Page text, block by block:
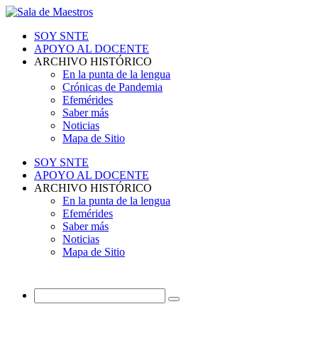
SOY SNTE
APOYO AL DOCENTE
ARCHIVO HISTÓRICO
En la punta de la lengua
Crónicas de Pandemia
Efemérides
Saber más
Noticias
Mapa de Sitio
SOY SNTE
APOYO AL DOCENTE
ARCHIVO HISTÓRICO
En la punta de la lengua
Efemérides
Saber más
Noticias
Mapa de Sitio